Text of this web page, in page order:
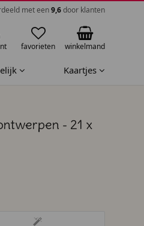
met een9,6door klanten
favorieten winkelmand
Kaartjes
- 21 x